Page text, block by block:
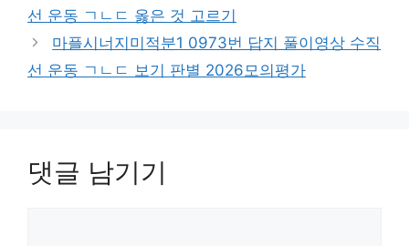
선 운동 ㄱㄴㄷ 옳은 것 고르기
마플시너지미적분1 0973번 답지 풀이영상 수직
선 운동 ㄱㄴㄷ 보기 판별 2026모의평가
댓글 남기기